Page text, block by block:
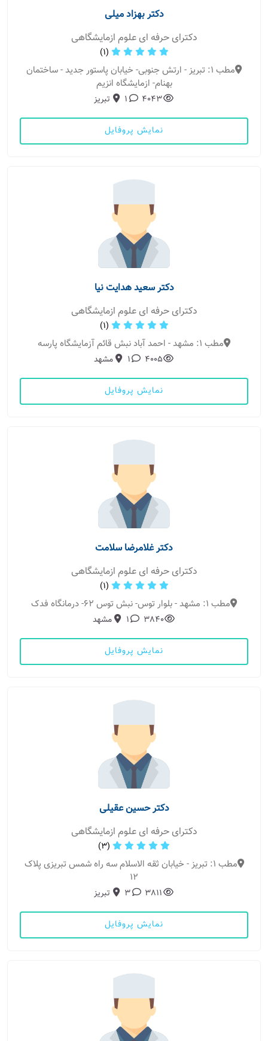
دکتر بهزاد میلی
دکترای حرفه ای علوم ازمایشگاهی
(1)
مطب 1: تبریز - ارتش جنوبی- خیابان پاستور جدید - ساختمان
بهنام- ازمایشگاه انزیم
4043
1 تبریز
نمایش پروفایل
دکتر سعید هدایت نیا
دکترای حرفه ای علوم ازمایشگاهی
(1)
مطب 1: مشهد - احمد آباد نبش قائم آزمایشگاه پارسه
4005
1 مشهد
نمایش پروفایل
دکتر غلامرضا سلامت
دکترای حرفه ای علوم ازمایشگاهی
(1)
مطب 1: مشهد - بلوار توس- نبش توس 62- درمانگاه فدک
3840
1 مشهد
نمایش پروفایل
دکتر حسین عقیلی
دکترای حرفه ای علوم ازمایشگاهی
(3)
مطب 1: تبریز - خیابان ثقه الاسلام سه راه شمس تبریزی پلاک
12
3811
3 تبریز
نمایش پروفایل